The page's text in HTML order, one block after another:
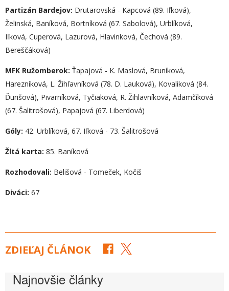
Partizán Bardejov: Drutarovská - Kapcová (89. Iľková),
Želinská, Baníková, Bortníková (67. Sabolová), Urblíková,
Iľková, Cuperová, Lazurová, Hlavinková, Čechová (89.
Bereščáková)
MFK Ružomberok: Ťapajová - K. Maslová, Bruníková,
Harezníková, L. Žihľavníková (78. D. Lauková), Kovaliková (84.
Ďurišová), Pivarníková, Tyčiaková, R. Žihlavníková, Adamčíková
(67. Šalitrošová), Papajová (67. Liberdová)
Góly: 42. Urblíková, 67. Iľková - 73. Šalitrošová
Žltá karta: 85. Baníková
Rozhodovali: Belišová - Tomeček, Kočiš
Diváci: 67
ZDIEĽAJ ČLÁNOK
Najnovšie články